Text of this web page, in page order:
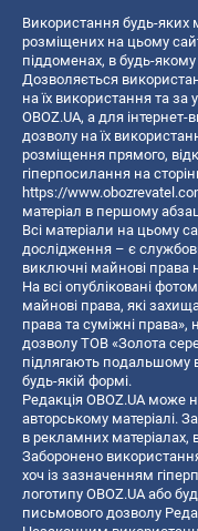
Використання будь-яких
розміщених на цьому
піддоменах, в будь-
Дозволяється
на їх використання та
OBOZ.UA, а для
дозволу на їх
розміщення прямого,
гіперпосилання на
https://
матеріал в першому
Всі матеріали на цьому
дослідження – є
виключні майнові права
На всі опубліковані
майнові права, які
права та суміжні права»,
дозволу ТОВ «Золота
підлягають подальшому
будь-якій формі.
Редакція OBOZ.UA може
авторському матеріалі.
в рекламних матеріалах,
Заборонено
хоч із зазначенням
логотипу OBOZ.UA або
письмового дозволу